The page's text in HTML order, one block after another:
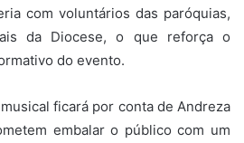
com voluntários das paróquias,
da Diocese, o que reforça o
do evento.
ficará por conta de Andreza
embalar o público com um